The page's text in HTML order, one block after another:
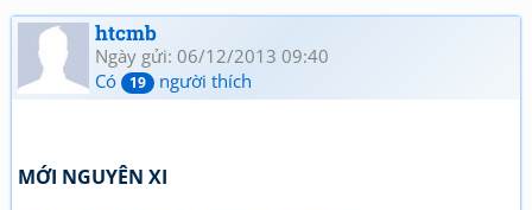
htcmb
Ngày gửi: 06/12/2013 09:40
Có
19 người thích
MỚI NGUYÊN XI